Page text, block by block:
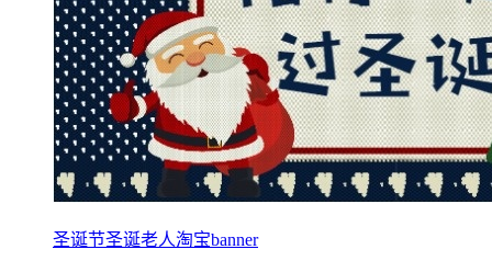
圣诞节圣诞老人淘宝banner